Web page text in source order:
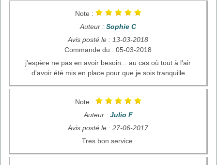
Note :
Auteur : Sophie C
Avis posté le : 13-03-2018
Commande du : 05-03-2018
j'espère ne pas en avoir besoin... au cas où tout à l'air
d'avoir été mis en place pour que je sois tranquille
Note :
Auteur : Julio F
Avis posté le : 27-06-2017
Tres bon service.